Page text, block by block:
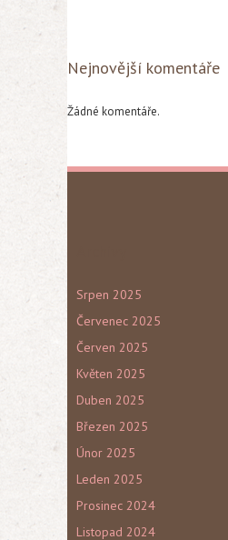
Nejnovější komentáře
Žádné komentáře.
Srpen 2025
Červenec 2025
Červen 2025
Květen 2025
Duben 2025
Březen 2025
Únor 2025
Leden 2025
Prosinec 2024
Listopad 2024